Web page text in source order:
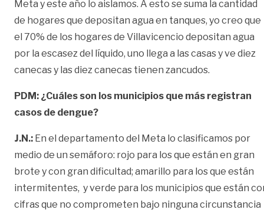
Meta y este año lo aislamos. A esto se suma la cantidad
de hogares que depositan agua en tanques, yo creo que
el 70% de los hogares de Villavicencio depositan agua
por la escasez del líquido, uno llega a las casas y ve diez
canecas y las diez canecas tienen zancudos.
PDM: ¿Cuáles son los municipios que más registran
casos de dengue?
J.N.: En el departamento del Meta lo clasificamos por
medio de un semáforo: rojo para los que están en gran
brote y con gran dificultad; amarillo para los que están
intermitentes, y verde para los municipios que están
cifras que no comprometen bajo ninguna circunstancia